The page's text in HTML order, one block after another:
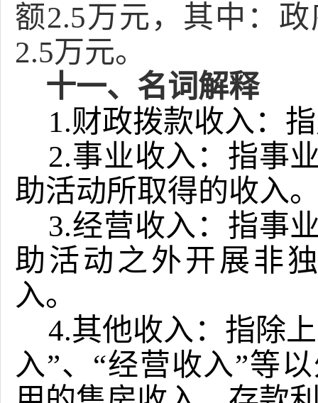
额2.5万元，其中：
2.5万元。
十一、名词解释
1.财政拨款收入：
2.事业收入：指事
助活动所取得的收入
3.经营收入：指事
助活动之外开展非
入。
4.其他收入：指除
入”、“经营收入”等